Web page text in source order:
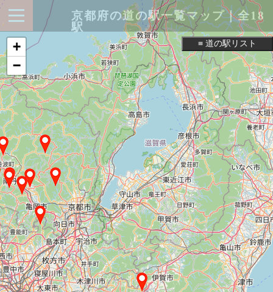
京都府の道の駅一覧マップ｜全18
駅
≡ 道の駅リスト
+
−